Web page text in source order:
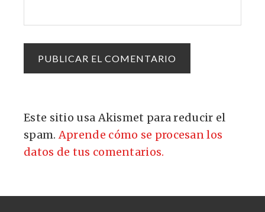
Este sitio usa Akismet para reducir el
spam.Aprende cómo se procesan los
datos de tus comentarios.